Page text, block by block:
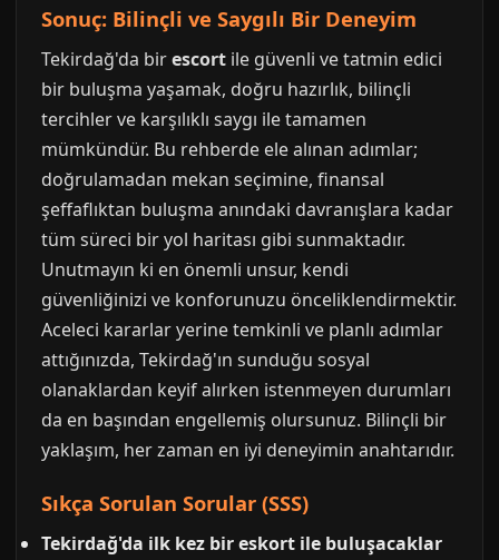
Sonuç: Bilinçli ve Saygılı Bir Deneyim
Tekirdağ'da birescort ile güvenli ve tatmin edici
bir buluşma yaşamak, doğru hazırlık, bilinçli
tercihler ve karşılıklı saygı ile tamamen
mümkündür. Bu rehberde ele alınan adımlar;
doğrulamadan mekan seçimine, finansal
şeffaflıktan buluşma anındaki davranışlara kadar
tüm süreci bir yol haritası gibi sunmaktadır.
Unutmayın ki en önemli unsur, kendi
güvenliğinizi ve konforunuzu önceliklendirmektir.
Aceleci kararlar yerine temkinli ve planlı adımlar
attığınızda, Tekirdağ'ın sunduğu sosyal
olanaklardan keyif alırken istenmeyen durumları
da en başından engellemiş olursunuz. Bilinçli bir
yaklaşım, her zaman en iyi deneyimin anahtarıdır.
Sıkça Sorulan Sorular (SSS)
Tekirdağ'da ilk kez bir eskort ile buluşacaklar